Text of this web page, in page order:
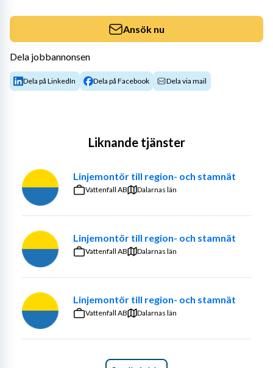
Ansök nu
Dela jobbannonsen
Dela på LinkedIn Dela på Facebook Dela via mail
Liknande tjänster
Linjemontör till region- och stamnät
Vattenfall AB Dalarnas län
Linjemontör till region- och stamnät
Vattenfall AB Dalarnas län
Linjemontör till region- och stamnät
Vattenfall AB Dalarnas län